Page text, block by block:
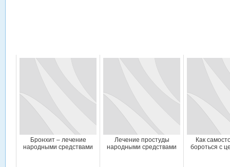
Бронхит – лечение
народными средствами
Лечение простуды
народными средствами
Как
бороться с